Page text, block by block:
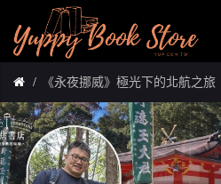
《永夜挪威》極光下的北航之旅